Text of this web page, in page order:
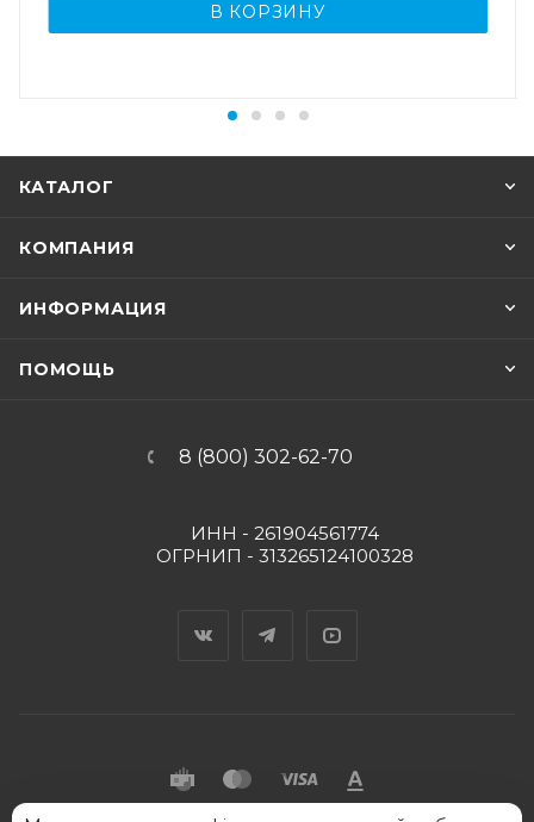
В КОРЗИНУ
КАТАЛОГ
КОМПАНИЯ
ИНФОРМАЦИЯ
ПОМОЩЬ
8 (800) 302-62-70
ИНН - 261904561774
ОГРНИП - 313265124100328